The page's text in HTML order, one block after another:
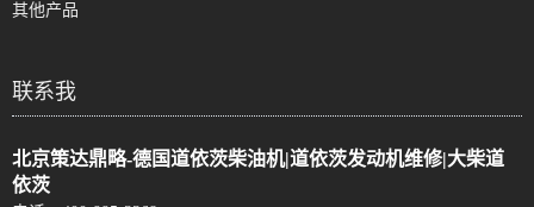
其他产品
联系我
北京策达鼎略-德国道依茨柴油机|道依茨发动机维修|大柴道
依茨